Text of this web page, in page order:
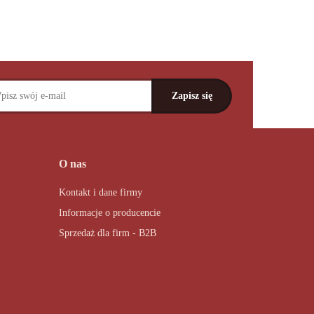
O nas
Kontakt i dane firmy
Informacje o producencie
Sprzedaż dla firm - B2B